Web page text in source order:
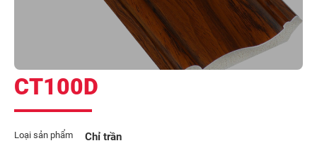
CT100D
Loại sản phẩm Chỉ trần